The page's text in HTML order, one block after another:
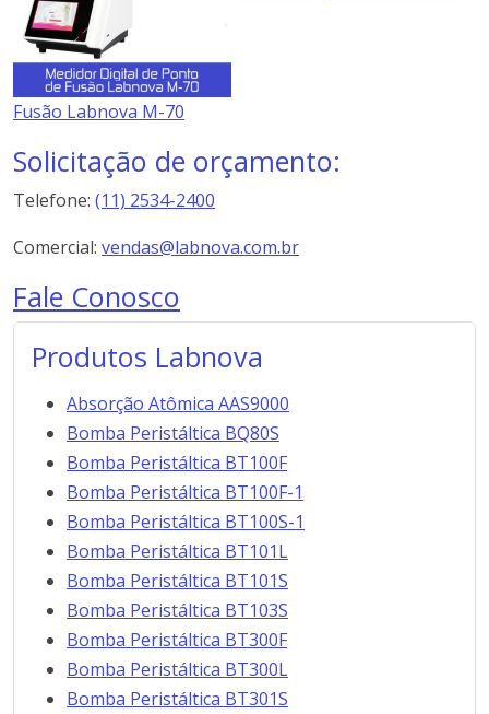
Fusão Labnova M-70
Solicitação de orçamento:
Telefone: (11) 2534-2400
Comercial: vendas@labnova.com.br
Fale Conosco
Produtos Labnova
Absorção Atômica AAS9000
Bomba Peristáltica BQ80S
Bomba Peristáltica BT100F
Bomba Peristáltica BT100F-1
Bomba Peristáltica BT100S-1
Bomba Peristáltica BT101L
Bomba Peristáltica BT101S
Bomba Peristáltica BT103S
Bomba Peristáltica BT300F
Bomba Peristáltica BT300L
Bomba Peristáltica BT301S